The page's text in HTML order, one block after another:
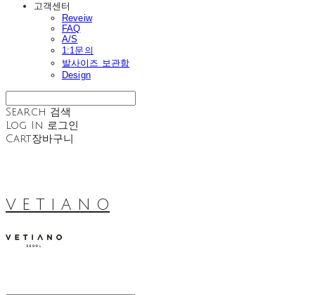
고객센터
Reveiw
FAQ
A/S
1:1문의
발사이즈 보관함
Design
Search 검색
Log In 로그인
Cart장바구니
V E T I A N O